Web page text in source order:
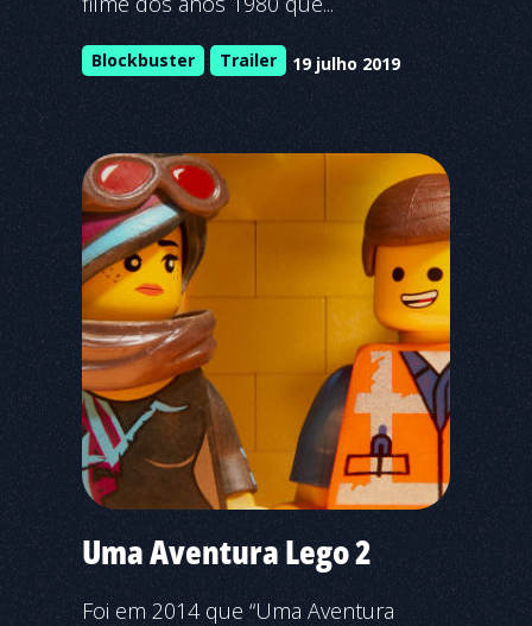
Blockbuster Trailer 19 julho 2019
Uma Aventura Lego 2
Foi em 2014 que “Uma Aventura